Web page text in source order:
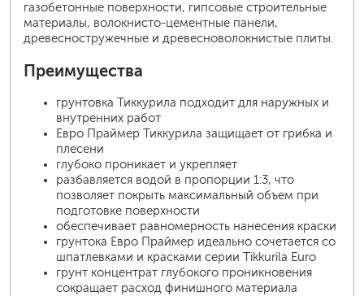
газобетонные поверхности, гипсовые строительные
материалы, волокнисто-цементные панели,
древесностружечные и древесноволокнистые плиты.
Преимущества
грунтовка Тиккурила подходит для наружных и
внутренних работ
Евро Праймер Тиккурила защищает от грибка и
плесени
глубоко проникает и укрепляет
разбавляется водой в пропорции 1:3, что
позволяет покрыть максимальный объем при
подготовке поверхности
обеспечивает равномерность нанесения краски
грунтока Евро Праймер идеально сочетается со
шпатлевками и красками серии Tikkurila Euro
грунт концентрат глубокого проникновения
сокращает расход финишного материала